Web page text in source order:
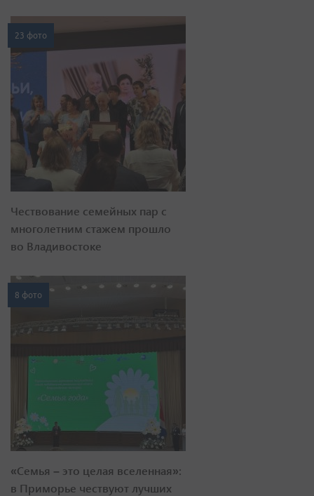
23 фото
Чествование семейных пар с
многолетним стажем прошло
во Владивостоке
8 фото
«Семья – это целая вселенная»:
в Приморье чествуют лучших